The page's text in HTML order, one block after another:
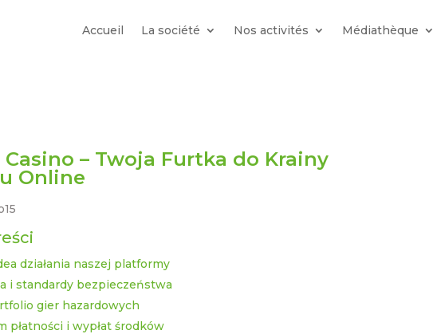
Accueil La société Nos activités Médiathèque
Casino – Twoja Furtka do Krainy
Online
działania naszej platformy
i standardy bezpieczeństwa
gier hazardowych
płatności i wypłat środków